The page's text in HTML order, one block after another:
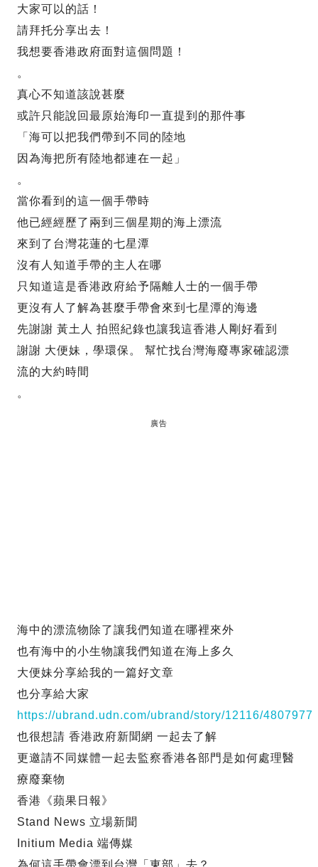
大家可以的話！
請拜托分享出去！
我想要香港政府面對這個問題！
。
真心不知道該說甚麼
或許只能說回最原始海印一直提到的那件事
「海可以把我們帶到不同的陸地
因為海把所有陸地都連在一起」
。
當你看到的這一個手帶時
他已經經歷了兩到三個星期的海上漂流
來到了台灣花蓮的七星潭
沒有人知道手帶的主人在哪
只知道這是香港政府給予隔離人士的一個手帶
更沒有人了解為甚麼手帶會來到七星潭的海邊
先謝謝 黃土人 拍照紀錄也讓我這香港人剛好看到
謝謝 大便妹，學環保。 幫忙找台灣海廢專家確認漂
流的大約時間
。
廣告
海中的漂流物除了讓我們知道在哪裡來外
也有海中的小生物讓我們知道在海上多久
大便妹分享給我的一篇好文章
也分享給大家
https://ubrand.udn.com/ubrand/story/12116/4807977
也很想請 香港政府新聞網 一起去了解
更邀請不同媒體一起去監察香港各部門是如何處理醫
療廢棄物
香港《蘋果日報》
Stand News 立場新聞
Initium Media 端傳媒
為何這手帶會漂到台灣「東部」去？